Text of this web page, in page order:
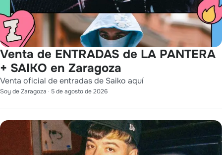
Venta de ENTRADAS de LA PANTERA
+ SAIKO en Zaragoza
Venta oficial de entradas de Saiko aquí
Soy de Zaragoza · 5 de agosto de 2026